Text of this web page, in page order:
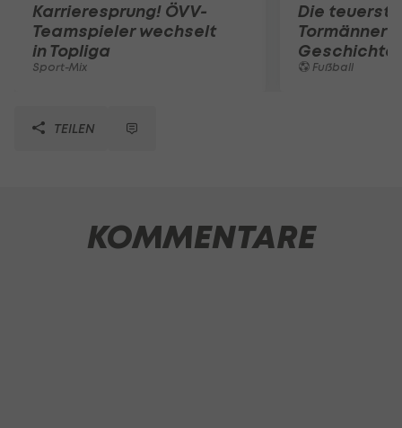
Karrieresprung! ÖVV-
Teamspieler wechselt
in Topliga
Sport-Mix
Die
Tormänner
Geschichte
Fußball
TEILEN
KOMMENTARE